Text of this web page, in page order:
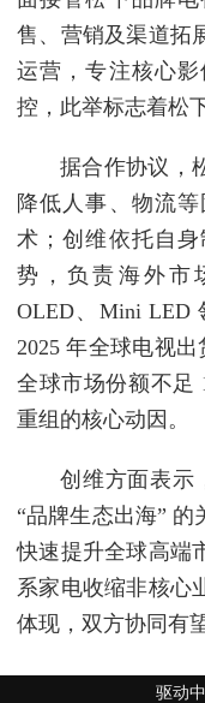
售、营销及渠道拓
运营，专注核心
控，此举标志着松
据合作协议，
降低人事、物流
术；创维依托自
势，负责海外市
OLED、Mini LED
2025 年全球电视出
全球市场份额不足
重组的核心动因。
创维方面表示
“品牌生态出海”
快速提升全球高端
系家电收缩非核心
体现，双方协同有
驱动